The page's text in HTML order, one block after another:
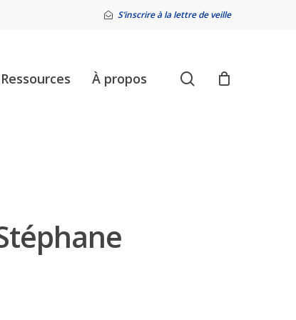
S’inscrire à la lettre de veille
Ressources À propos search